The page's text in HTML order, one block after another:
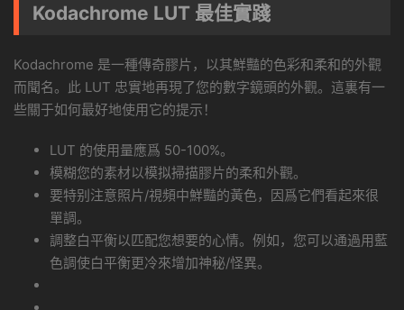
Kodachrome LUT 最佳實踐
Kodachrome 是一種傳奇膠片，以其鮮豔的色彩和柔和的外觀
而聞名。此 LUT 忠實地再現了您的數字鏡頭的外觀。這裏有一
些關于如何最好地使用它的提示！
LUT 的使用量應爲 50-100%。
模糊您的素材以模拟掃描膠片的柔和外觀。
要特别注意照片/視頻中鮮豔的黃色，因爲它們看起來很
單調。
調整白平衡以匹配您想要的心情。例如，您可以通過用藍
色調使白平衡更冷來增加神秘/怪異。